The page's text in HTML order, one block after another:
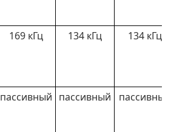
169 кГц 134 кГц 134 кГц
пассивный пассивный пассивный